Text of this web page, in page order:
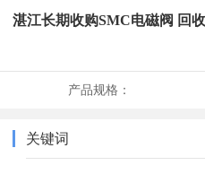
湛江长期收购SMC电磁阀 回
产品规格：
关键词